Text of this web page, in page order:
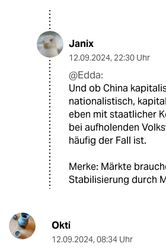
Janix
12.09.2024, 22:30 Uhr
@Edda:
Und ob China
nationalistisch,
eben mit staatlicher
bei aufholenden
häufig der Fall ist.
Merke: Märkte
Stabilisierung durch
Okti
12.09.2024, 08:34 Uhr